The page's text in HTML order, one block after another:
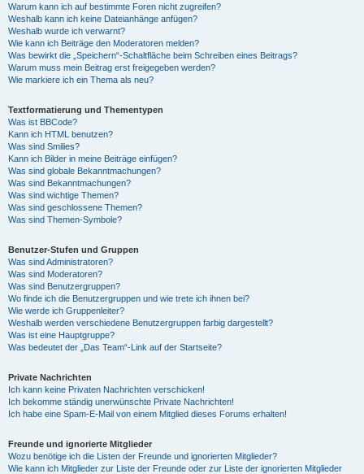
Warum kann ich auf bestimmte Foren nicht zugreifen?
Weshalb kann ich keine Dateianhänge anfügen?
Weshalb wurde ich verwarnt?
Wie kann ich Beiträge den Moderatoren melden?
Was bewirkt die „Speichern“-Schaltfläche beim Schreiben eines Beitrags?
Warum muss mein Beitrag erst freigegeben werden?
Wie markiere ich ein Thema als neu?
Textformatierung und Thementypen
Was ist BBCode?
Kann ich HTML benutzen?
Was sind Smilies?
Kann ich Bilder in meine Beiträge einfügen?
Was sind globale Bekanntmachungen?
Was sind Bekanntmachungen?
Was sind wichtige Themen?
Was sind geschlossene Themen?
Was sind Themen-Symbole?
Benutzer-Stufen und Gruppen
Was sind Administratoren?
Was sind Moderatoren?
Was sind Benutzergruppen?
Wo finde ich die Benutzergruppen und wie trete ich ihnen bei?
Wie werde ich Gruppenleiter?
Weshalb werden verschiedene Benutzergruppen farbig dargestellt?
Was ist eine Hauptgruppe?
Was bedeutet der „Das Team“-Link auf der Startseite?
Private Nachrichten
Ich kann keine Privaten Nachrichten verschicken!
Ich bekomme ständig unerwünschte Private Nachrichten!
Ich habe eine Spam-E-Mail von einem Mitglied dieses Forums erhalten!
Freunde und ignorierte Mitglieder
Wozu benötige ich die Listen der Freunde und ignorierten Mitglieder?
Wie kann ich Mitglieder zur Liste der Freunde oder zur Liste der ignorierten Mitglieder